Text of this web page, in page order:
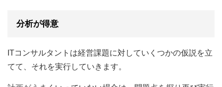
分析が得意
ITコンサルタントは経営課題に対していくつかの仮説を立
てて、それを実行していきます。